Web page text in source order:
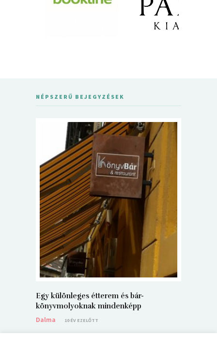
NÉPSZERŰ BEJEGYZÉSEK
Egy különleges étterem és bár-
könyvmolyoknak mindenképp
Dalma
10 ÉV EZELŐTT